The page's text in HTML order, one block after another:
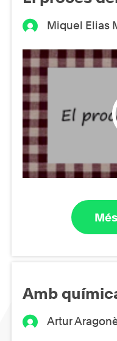
Miquel Elias
Amb
Artur